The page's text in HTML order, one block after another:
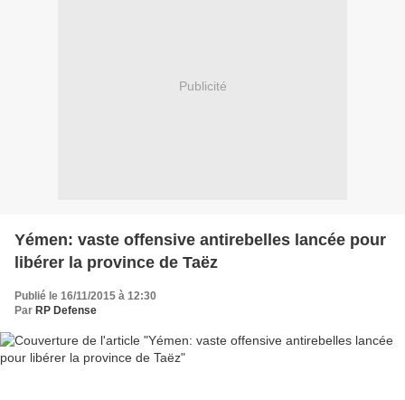
Publicité
Yémen: vaste offensive antirebelles lancée pour
libérer la province de Taëz
Publié le 16/11/2015 à 12:30
Par RP Defense